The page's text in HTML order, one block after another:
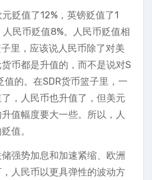
贬值了12%，英镑贬值了1
人民币贬值8%。人民币贬值相
里，应该说人民币除了对美
币都是升值的，而不是说对S
值的。在SDR货币篮子里，一
，人民币也升值了，但美元
值幅度要大一些。所以，人
值。
强势加息和加速紧缩、欧洲
人民币以更具弹性的波动方